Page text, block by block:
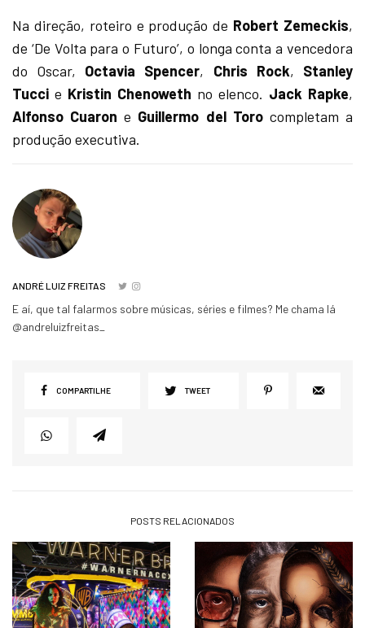
Na direção, roteiro e produção de Robert Zemeckis,
de ‘De Volta para o Futuro’, o longa conta a vencedora
do Oscar, Octavia Spencer, Chris Rock, Stanley
Tucci e Kristin Chenoweth no elenco. Jack Rapke,
Alfonso Cuaron e Guillermo del Torocompletam a
produção executiva.
ANDRÉ LUIZ FREITAS
E aí, que tal falarmos sobre músicas, séries e filmes? Me chama lá
@andreluizfreitas_
COMPARTILHE TWEET
POSTS RELACIONADOS